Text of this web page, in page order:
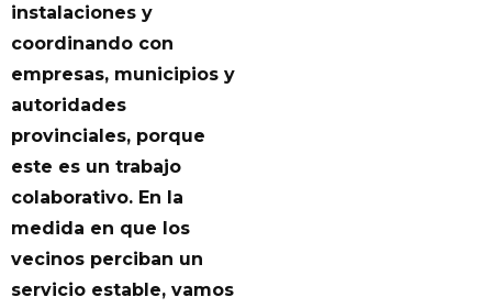
instalaciones y
coordinando con
empresas, municipios y
autoridades
provinciales, porque
este es un trabajo
colaborativo. En la
medida en que los
vecinos perciban un
servicio estable, vamos